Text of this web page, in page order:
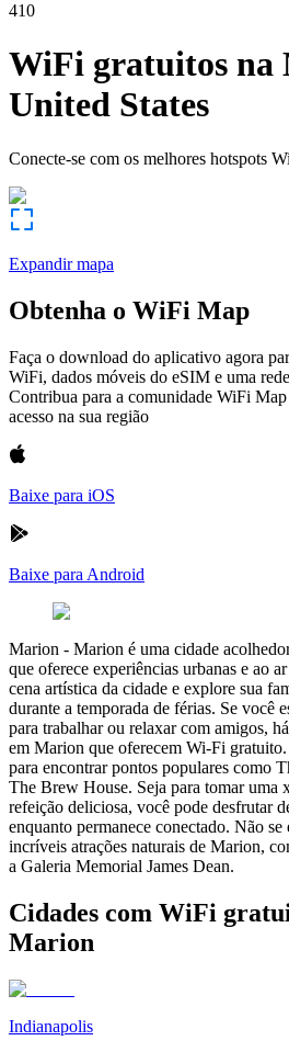
410
WiFi gratuitos na
United States
Conecte-se com os melhores hotspots
Expandir mapa
Obtenha o WiFi Map
Faça o download do aplicativo agora
WiFi, dados móveis do eSIM e uma
Contribua para a comunidade WiFi
acesso na sua região
Baixe para iOS
Baixe para Android
Marion - Marion é uma cidade
que oferece experiências urbanas e ao
cena artística da cidade e explore sua
durante a temporada de férias. Se você
para trabalhar ou relaxar com amigos,
em Marion que oferecem Wi-Fi
para encontrar pontos populares como
The Brew House. Seja para tomar uma
refeição deliciosa, você pode desfrutar
enquanto permanece conectado. Não se
incríveis atrações naturais de Marion,
a Galeria Memorial James Dean.
Cidades com WiFi
Marion
Indianapolis